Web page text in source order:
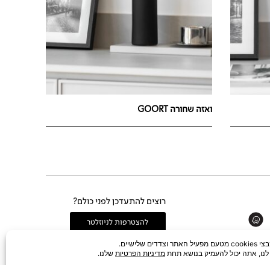
ואזה שחורה GOORT
רוצים להתעדכן לפני כולם?
להצטרפות לניוזלטר